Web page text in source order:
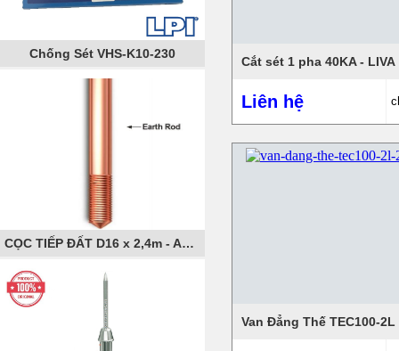
Chống Sét VHS-K10-230
CỌC TIẾP ĐẤT D16 x 2,4m - AXIS
Cắt sét 1 pha 40KA - LIVA
Liên hệ
Van Đẳng Thế TEC100-2L